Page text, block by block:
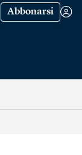
Abbonarsi